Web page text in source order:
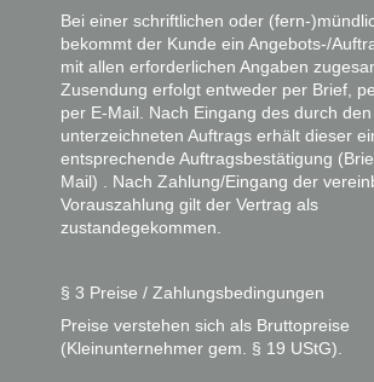
Bei einer schriftlichen oder (fern-
bekommt der Kunde ein Angebots-/
mit allen erforderlichen Angaben
Zusendung erfolgt entweder per Brief,
per E-Mail. Nach Eingang des durch
unterzeichneten Auftrags erhält dieser
entsprechende Auftragsbestätigung
Mail) . Nach Zahlung/Eingang der
Vorauszahlung gilt der Vertrag als
zustandegekommen.
§ 3 Preise / Zahlungsbedingungen
Preise verstehen sich als Bruttopreise
(Kleinunternehmer gem. § 19 UStG).